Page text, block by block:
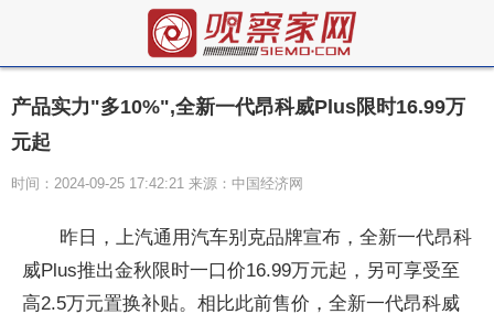
产品实力"多10%",全新一代昂科威Plus限时16.99万
元起
时间：2024-09-25 17:42:21 来源：中国经济网
昨日，上汽通用汽车别克品牌宣布，全新一代昂科
威Plus推出金秋限时一口价16.99万元起，另可享受至
高2.5万元置换补贴。相比此前售价，全新一代昂科威